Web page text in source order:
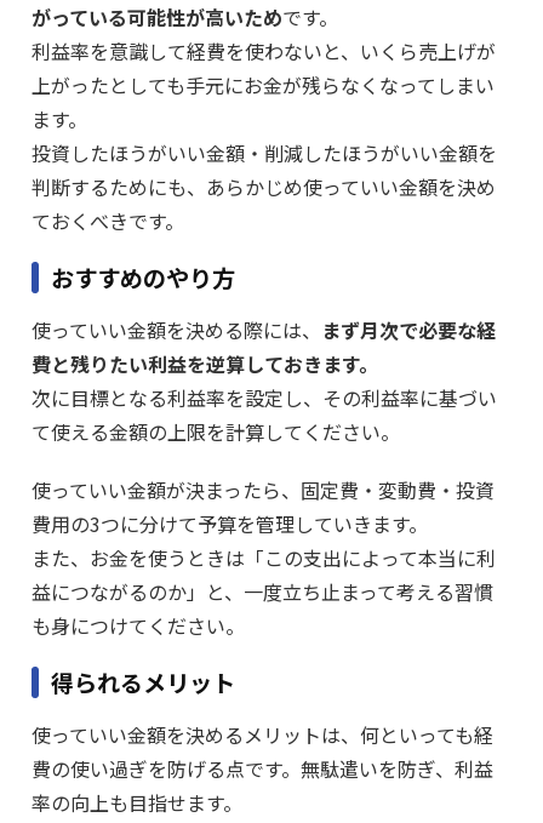
がっている可能性が高いためです。
利益率を意識して経費を使わないと、いくら売上げが
上がったとしても手元にお金が残らなくなってしまい
ます。
投資したほうがいい金額・削減したほうがいい金額を
判断するためにも、あらかじめ使っていい金額を決め
ておくべきです。
おすすめのやり方
使っていい金額を決める際には、 まず月次で必要な経
費と残りたい利益を逆算しておきます。
次に目標となる利益率を設定し、その利益率に基づい
て使える金額の上限を計算してください。
使っていい金額が決まったら、固定費・変動費・投資
費用の3つに分けて予算を管理していきます。
また、お金を使うときは「この支出によって本当に利
益につながるのか」と、一度立ち止まって考える習慣
も身につけてください。
得られるメリット
使っていい金額を決めるメリットは、何といっても経
費の使い過ぎを防げる点です。無駄遣いを防ぎ、利益
率の向上も目指せます。